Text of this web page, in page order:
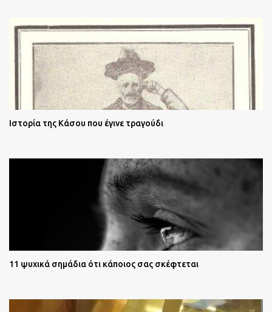
Ιστορία της Κάσου που έγινε τραγούδι
11 ψυχικά σημάδια ότι κάποιος σας σκέφτεται